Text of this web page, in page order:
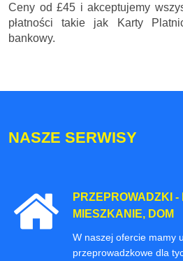
Ceny od £45 i akceptujemy
płatności takie jak Karty
bankowy.
NASZE SERWISY
PRZEPROWADZKI -
MIESZKANIE, DOM
W naszej ofercie mamy
przeprowadzkowe dla